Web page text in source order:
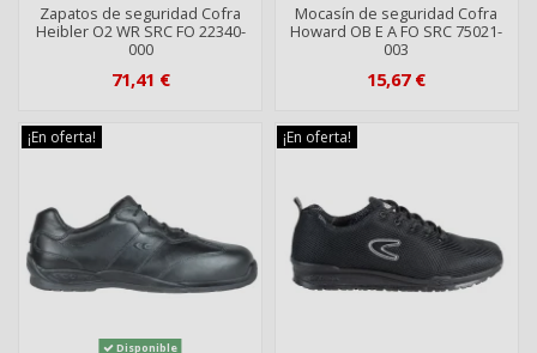
Zapatos de seguridad Cofra
Heibler O2 WR SRC FO 22340-
000
71,41 €
Mocasín de seguridad Cofra
Howard OB E A FO SRC 75021-
003
15,67 €
¡En oferta!
Disponible
¡En oferta!